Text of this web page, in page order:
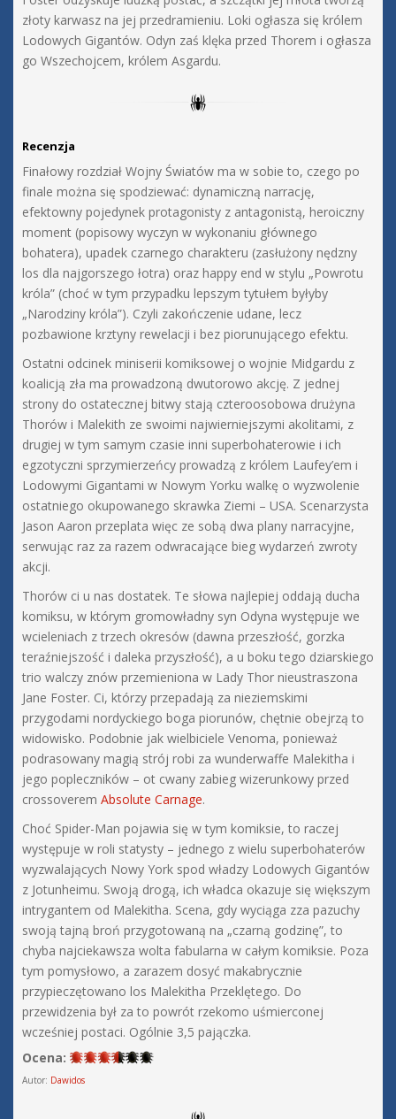
złoty karwasz na jej przedramieniu. Loki ogłasza się królem
Lodowych Gigantów. Odyn zaś klęka przed Thorem i ogłasza
go Wszechojcem, królem Asgardu.
Recenzja
Finałowy rozdział Wojny Światów ma w sobie to, czego po
finale można się spodziewać: dynamiczną narrację,
efektowny pojedynek protagonisty z antagonistą, heroiczny
moment (popisowy wyczyn w wykonaniu głównego
bohatera), upadek czarnego charakteru (zasłużony nędzny
los dla najgorszego łotra) oraz happy end w stylu „Powrotu
króla” (choć w tym przypadku lepszym tytułem byłyby
„Narodziny króla”). Czyli zakończenie udane, lecz
pozbawione krztyny rewelacji i bez piorunującego efektu.
Ostatni odcinek miniserii komiksowej o wojnie Midgardu z
koalicją zła ma prowadzoną dwutorowo akcję. Z jednej
strony do ostatecznej bitwy stają czteroosobowa drużyna
Thorów i Malekith ze swoimi najwierniejszymi akolitami, z
drugiej w tym samym czasie inni superbohaterowie i ich
egzotyczni sprzymierzeńcy prowadzą z królem Laufey’em i
Lodowymi Gigantami w Nowym Yorku walkę o wyzwolenie
ostatniego okupowanego skrawka Ziemi – USA. Scenarzysta
Jason Aaron przeplata więc ze sobą dwa plany narracyjne,
serwując raz za razem odwracające bieg wydarzeń zwroty
akcji.
Thorów ci u nas dostatek. Te słowa najlepiej oddają ducha
komiksu, w którym gromowładny syn Odyna występuje we
wcieleniach z trzech okresów (dawna przeszłość, gorzka
teraźniejszość i daleka przyszłość), a u boku tego dziarskiego
trio walczy znów przemieniona w Lady Thor nieustraszona
Jane Foster. Ci, którzy przepadają za nieziemskimi
przygodami nordyckiego boga piorunów, chętnie obejrzą to
widowisko. Podobnie jak wielbiciele Venoma, ponieważ
podrasowany magią strój robi za wunderwaffe Malekitha i
jego popleczników – ot cwany zabieg wizerunkowy przed
crossoverem Absolute Carnage.
Choć Spider-Man pojawia się w tym komiksie, to raczej
występuje w roli statysty – jednego z wielu superbohaterów
wyzwalających Nowy York spod władzy Lodowych Gigantów
z Jotunheimu. Swoją drogą, ich władca okazuje się większym
intrygantem od Malekitha. Scena, gdy wyciąga zza pazuchy
swoją tajną broń przygotowaną na „czarną godzinę”, to
chyba najciekawsza wolta fabularna w całym komiksie. Poza
tym pomysłowo, a zarazem dosyć makabrycznie
przypieczętowano los Malekitha Przeklętego. Do
przewidzenia był za to powrót rzekomo uśmierconej
wcześniej postaci. Ogólnie 3,5 pajączka.
Ocena:
Autor: Dawidos